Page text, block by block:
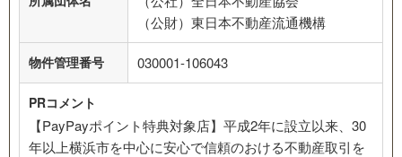
（公財）東日本不動産流通機構
物件管理番号 030001-106043
PRコメント
【PayPayポイント特典対象店】平成2年に設立以来、30
年以上横浜市を中心に安心で信頼のおける不動産取引を